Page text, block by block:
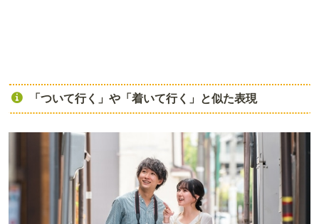
「ついて行く」や「着いて行く」と似た表現